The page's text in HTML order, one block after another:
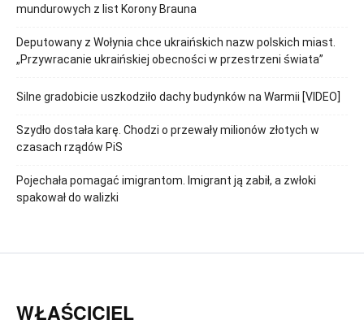
mundurowych z list Korony Brauna
Deputowany z Wołynia chce ukraińskich nazw polskich miast.
„Przywracanie ukraińskiej obecności w przestrzeni świata”
Silne gradobicie uszkodziło dachy budynków na Warmii [VIDEO]
Szydło dostała karę. Chodzi o przewały milionów złotych w
czasach rządów PiS
Pojechała pomagać imigrantom. Imigrant ją zabił, a zwłoki
spakował do walizki
WŁAŚCICIEL